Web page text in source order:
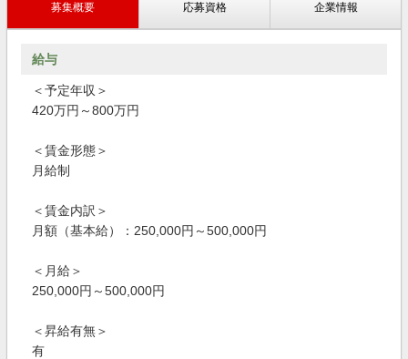
募集概要 応募資格 企業情報
給与
＜予定年収＞
420万円～800万円
＜賃金形態＞
月給制
＜賃金内訳＞
月額（基本給）：250,000円～500,000円
＜月給＞
250,000円～500,000円
＜昇給有無＞
有